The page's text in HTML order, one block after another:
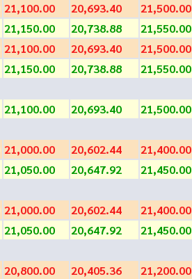
21,100.00 20,693.40 21,500.00
21,150.00 20,738.88 21,550.00
21,100.00 20,693.40 21,500.00
21,150.00 20,738.88 21,550.00
21,100.00 20,693.40 21,500.00
21,000.00 20,602.44 21,400.00
21,050.00 20,647.92 21,450.00
21,000.00 20,602.44 21,400.00
21,050.00 20,647.92 21,450.00
20,800.00 20,405.36 21,200.00